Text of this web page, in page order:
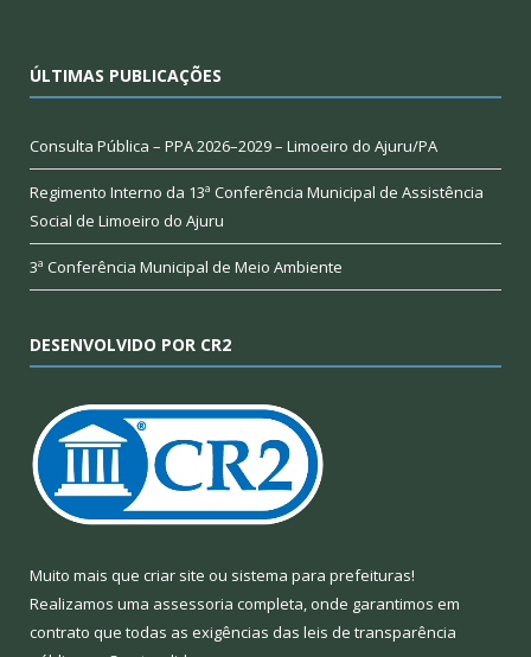
ÚLTIMAS PUBLICAÇÕES
Consulta Pública – PPA 2026–2029 – Limoeiro do Ajuru/PA
Regimento Interno da 13ª Conferência Municipal de Assistência
Social de Limoeiro do Ajuru
3ª Conferência Municipal de Meio Ambiente
DESENVOLVIDO POR CR2
Muito mais que criar site ou sistema para prefeituras!
Realizamos uma assessoria completa, onde garantimos em
contrato que todas as exigências das leis de transparência